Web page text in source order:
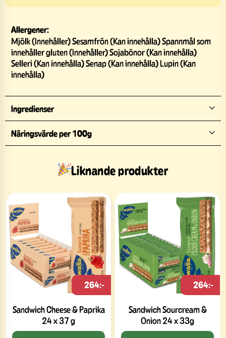
Allergener:
Mjölk (Innehåller) Sesamfrön (Kan innehålla) Spannmål som
innehåller gluten (Innehåller) Sojabönor (Kan innehålla)
Selleri (Kan innehålla) Senap (Kan innehålla) Lupin (Kan
innehålla)
Ingredienser
Näringsvärde per 100g
Liknande produkter
Sandwich Cheese & Paprika
24 x 37 g
264:-
Sandwich Sourcream &
Onion 24 x 33g
264:-